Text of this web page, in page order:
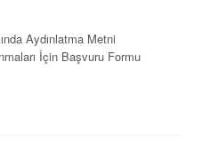
Aydınlatma Metni
İçin Başvuru Formu